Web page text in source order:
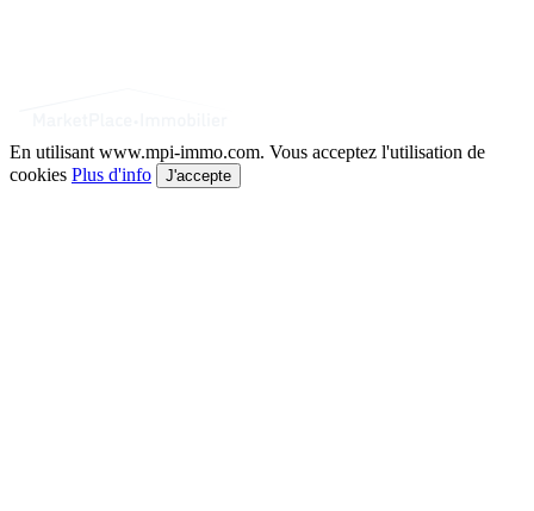
En utilisant www.mpi-immo.com. Vous acceptez l'utilisation de
cookies Plus d'info J'accepte